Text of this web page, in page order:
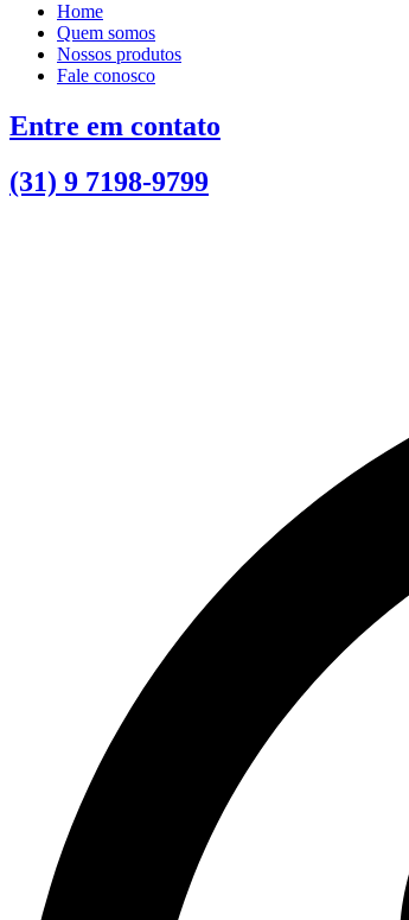
Home
Quem somos
Nossos produtos
Fale conosco
Entre em contato
(31) 9 7198-9799